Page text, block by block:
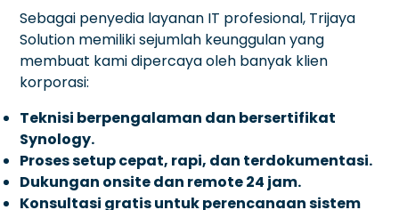
Sebagai penyedia layanan IT profesional, Trijaya
Solution memiliki sejumlah keunggulan yang
membuat kami dipercaya oleh banyak klien
korporasi:
Teknisi berpengalaman dan bersertifikat
Synology.
Proses setup cepat, rapi, dan terdokumentasi.
Dukungan onsite dan remote 24 jam.
Konsultasi gratis untuk perencanaan sistem